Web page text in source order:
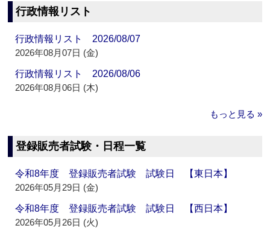
行政情報リスト
行政情報リスト 2026/08/07
2026年08月07日 (金)
行政情報リスト 2026/08/06
2026年08月06日 (木)
もっと見る »
登録販売者試験・日程一覧
令和8年度 登録販売者試験 試験日 【東日本】
2026年05月29日 (金)
令和8年度 登録販売者試験 試験日 【西日本】
2026年05月26日 (火)